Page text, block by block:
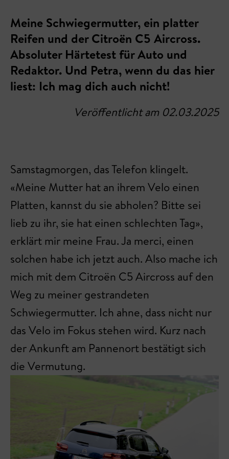
Meine Schwiegermutter, ein platter
Reifen und der Citroën C5 Aircross.
Absoluter Härtetest für Auto und
Redaktor. Und Petra, wenn du das hier
liest: Ich mag dich auch nicht!
Veröffentlicht am 02.03.2025
Samstagmorgen, das Telefon klingelt.
«Meine Mutter hat an ihrem Velo einen
Platten, kannst du sie abholen? Bitte sei
lieb zu ihr, sie hat einen schlechten Tag»,
erklärt mir meine Frau. Ja merci, einen
solchen habe ich jetzt auch. Also mache ich
mich mit dem Citroën C5 Aircross auf den
Weg zu meiner gestrandeten
Schwiegermutter. Ich ahne, dass nicht nur
das Velo im Fokus stehen wird. Kurz nach
der Ankunft am Pannenort bestätigt sich
die Vermutung.